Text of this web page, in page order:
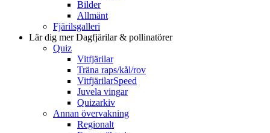
Bilder
Allmänt
Fjärilsgalleri
Lär dig merDagfjärilar & pollinatörer
Quiz
Vitfjärilar
Träna raps/kål/rov
VitfjärilarSpeed
Juvela vingar
Quizarkiv
Annan övervakning
Regionalt